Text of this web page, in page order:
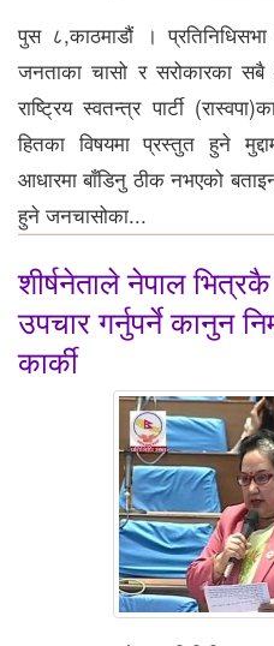
पुस ८,काठमाडौं ।
जनताका चासो र सरोकारका सबै
राष्ट्रिय स्वतन्त्र पार्टी
हितका विषयमा प्रस्तुत हुने
आधारमा बाँडिनु ठीक नभएको
हुने जनचासोका...
शीर्षनेताले नेपाल
उपचार गर्नुपर्ने कानुन
कार्की